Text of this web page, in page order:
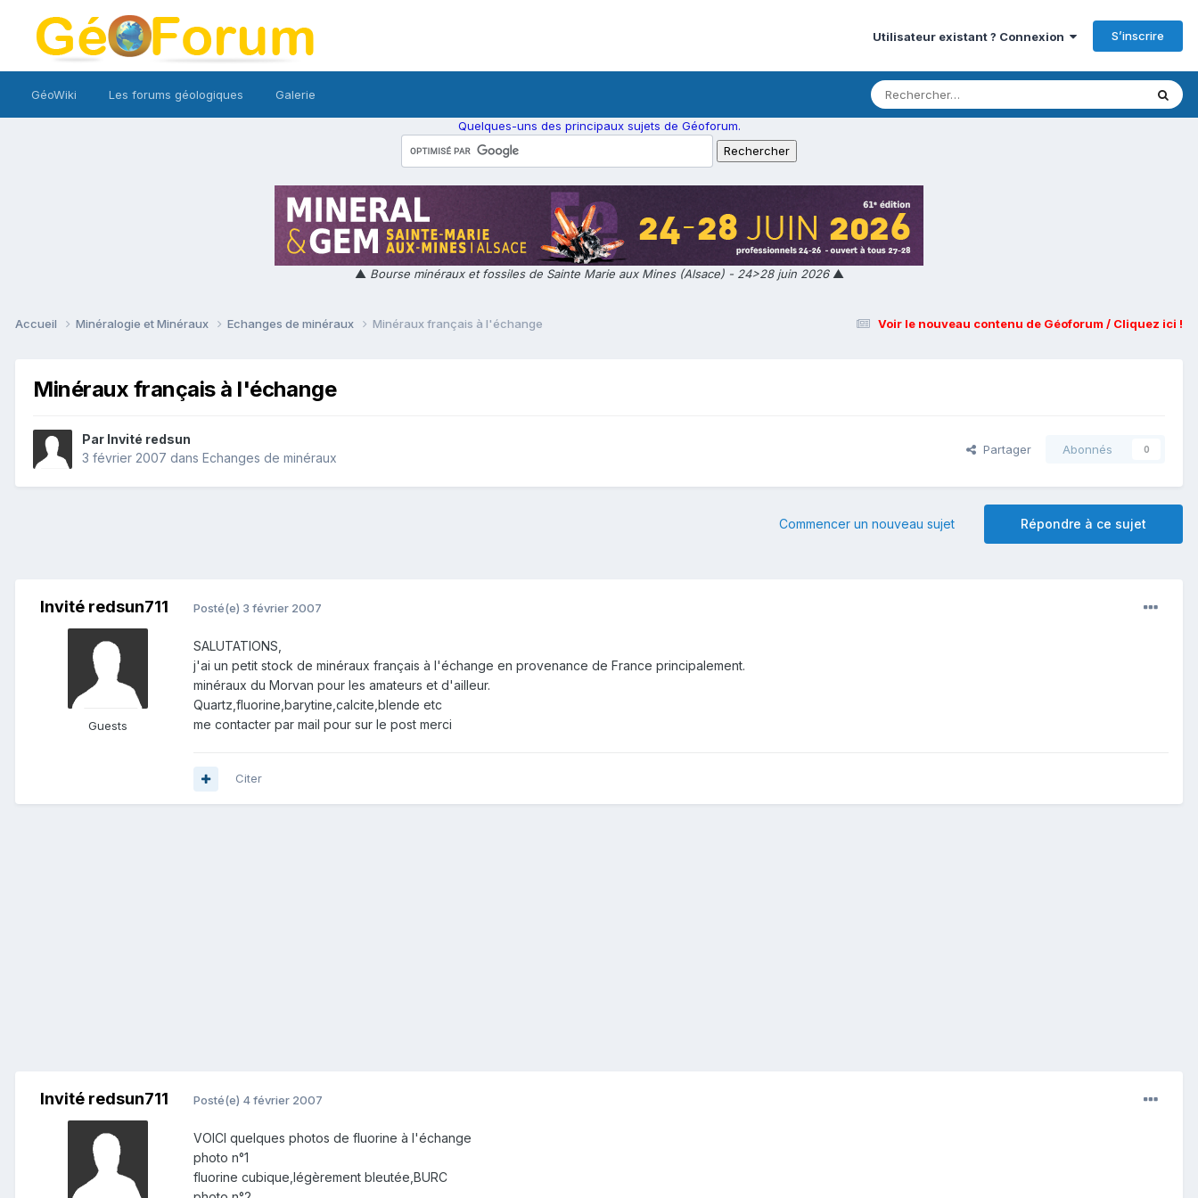
Utilisateur existant ? Connexion S’inscrire
GéoWiki Les forums géologiques Galerie
Quelques-uns des principaux sujets de Géoforum.
▲ Bourse minéraux et fossiles de Sainte Marie aux Mines (Alsace) - 24>28 juin 2026▲
Voir le nouveau contenu de Géoforum / Cliquez ici !
Accueil Minéralogie et Minéraux Echanges de minéraux Minéraux français à l'échange
Minéraux français à l'échange
Par Invité redsun
3 février 2007 dans Echanges de minéraux
Partager Abonnés 0
Répondre à ce sujet
Commencer un nouveau sujet
Invité redsun711
Guests
Posté(e) 3 février 2007
SALUTATIONS,
j'ai un petit stock de minéraux français à l'échange en provenance de France principalement.
minéraux du Morvan pour les amateurs et d'ailleur.
Quartz,fluorine,barytine,calcite,blende etc
me contacter par mail pour sur le post merci
Citer
Invité redsun711 Posté(e) 4 février 2007
VOICI quelques photos de fluorine à l'échange
photo n°1
fluorine cubique,légèrement bleutée,BURC